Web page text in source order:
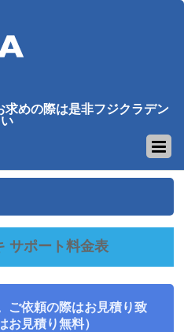
求めの際は是非フジクラデン
サポート料金表
ご依頼の際はお見積り致
お見積り無料）